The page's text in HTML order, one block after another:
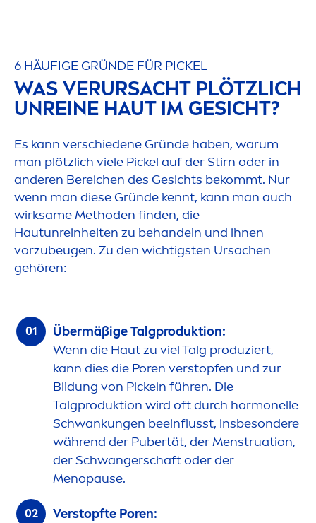
6 HÄUFIGE GRÜNDE FÜR PICKEL
WAS VERURSACHT PLÖTZLICH
UNREINE HAUT IM GESICHT?
Es kann verschiedene Gründe haben, warum
man plötzlich viele Pickel auf der Stirn oder in
anderen Bereichen des Gesichts bekommt. Nur
wenn man diese Gründe kennt, kann man auch
wirksame Methoden finden, die
Hautunreinheiten zu behandeln und ihnen
vorzubeugen. Zu den wichtigsten Ursachen
gehören:
Übermäßige Talgproduktion:
Wenn die Haut zu viel Talg produziert,
kann dies die Poren verstopfen und zur
Bildung von Pickeln führen. Die
Talgproduktion wird oft durch hormonelle
Schwankungen beeinflusst, insbesondere
während der Pubertät, derMenstruation,
der Schwangerschaft oder der
Menopause.
Verstopfte Poren: